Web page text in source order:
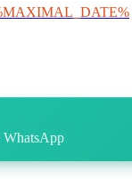
WhatsApp